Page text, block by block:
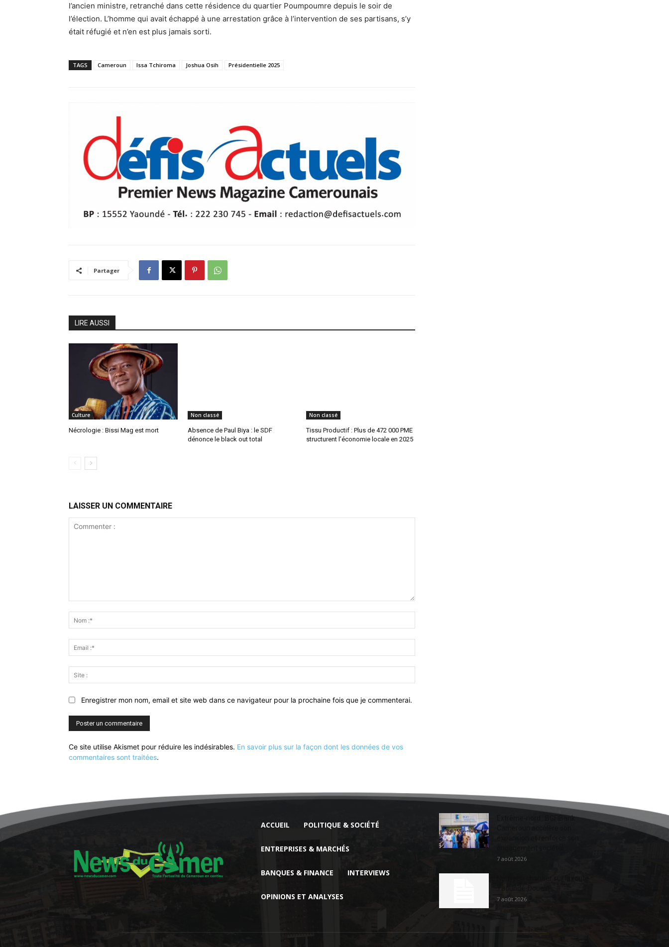
l’ancien ministre, retranché dans cette résidence du quartier Poumpoumre depuis le soir de
l’élection. L’homme qui avait échappé à une arrestation grâce à l’intervention de ses partisans, s’y
était réfugié et n’en est plus jamais sorti.
TAGS Cameroun Issa Tchiroma Joshua Osih Présidentielle 2025
Partager
LIRE AUSSI
Culture
Nécrologie : Bissi Mag est mort
Non classé
Absence de Paul Biya : le SDF
dénonce le black out total
Non classé
Tissu Productif : Plus de 472 000 PME
structurent l’économie locale en 2025
LAISSER UN COMMENTAIRE
:*
:*
:
Enregistrer mon nom, email et site web dans ce navigateur pour la prochaine fois que je commenterai.
Ce site utilise Akismet pour réduire les indésirables. En savoir plus sur la façon dont les données de vos
commentaires sont traitées.
ACCUEIL POLITIQUE & SOCIÉTÉ
ENTREPRISES & MARCHÉS
BANQUES & FINANCE INTERVIEWS
OPINIONS ET ANALYSES
Extrême-nord : BGFIBank
7 août 2026
7 août 2026